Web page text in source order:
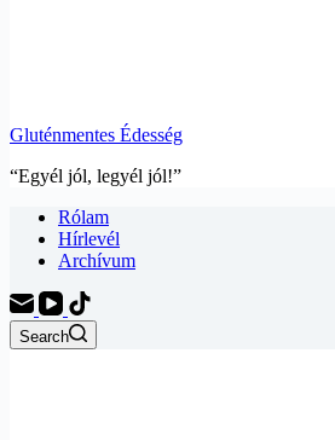
Gluténmentes Édesség
“Egyél jól, legyél jól!”
Rólam
Hírlevél
Archívum
Search